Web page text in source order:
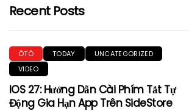
Recent Posts
ÔTÔ TODAY
UNCATEGORIZED
VIDEO
IOS 27: Hướng Dẫn Cài Phím Tắt Tự
Động Gia Hạn App Trên SideStore